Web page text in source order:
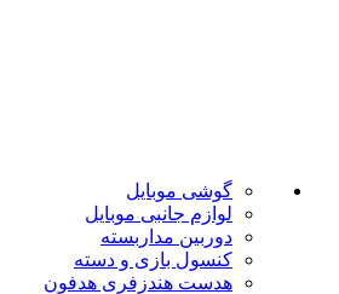
گوشی موبایل
لوازم جانبی موبایل
دوربین مداربسته
کنسول بازی و دسته
هدست هندزفری هدفون